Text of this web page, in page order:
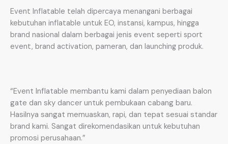
Event Inflatable telah dipercaya menangani berbagai
kebutuhan inflatable untuk EO, instansi, kampus, hingga
brand nasional dalam berbagai jenis event seperti sport
event, brand activation, pameran, dan launching produk.
“Event Inflatable membantu kami dalam penyediaan balon
gate dan sky dancer untuk pembukaan cabang baru.
Hasilnya sangat memuaskan, rapi, dan tepat sesuai standar
brand kami. Sangat direkomendasikan untuk kebutuhan
promosi perusahaan.”